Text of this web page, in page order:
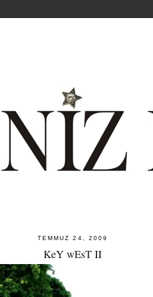
TEMMUZ 24, 2009
KeY wEsT II